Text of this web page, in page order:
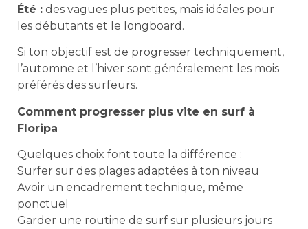
Été : des vagues plus petites, mais idéales pour
les débutants et le longboard.
Si ton objectif est de progresser techniquement,
l’automne et l’hiver sont généralement les mois
préférés des surfeurs.
Comment progresser plus vite en surf à
Floripa
Quelques choix font toute la différence :
Surfer sur des plages adaptées à ton niveau
Avoir un encadrement technique, même
ponctuel
Garder une routine de surf sur plusieurs jours